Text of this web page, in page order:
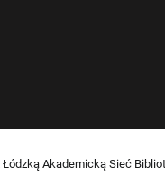
Akademicką Sieć